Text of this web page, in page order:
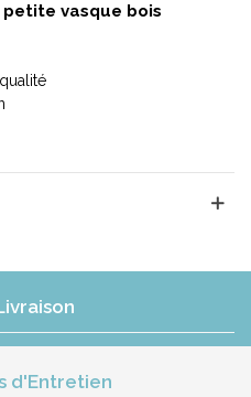
vasque bois
d'Entretien